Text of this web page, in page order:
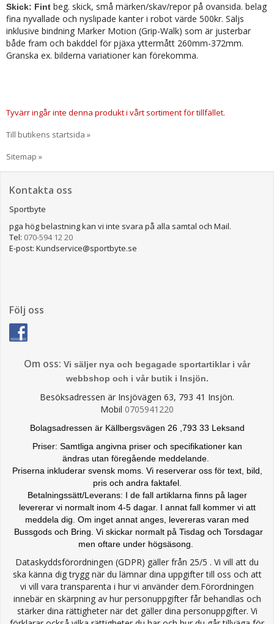
Skick: Fint beg. skick, små märken/skav/repor på ovansida. belag
fina nyvallade och nyslipade kanter i robot värde 500kr. Säljs
inklusive bindning Marker Motion (Grip-Walk) som är justerbar
både fram och bakddel för pjäxa yttermått 260mm-372mm.
Granska ex. bilderna variationer kan förekomma.
Tyvärr ingår inte denna produkt i vårt sortiment för tillfället.
Till butikens startsida »
Sitemap »
Kontakta oss
Sportbyte
pga hög belastning kan vi inte svara på alla samtal och Mail.
Tel: 070-594 12 20
E-post: Kundservice@sportbyte.se
Följ oss
Om oss: Vi säljer nya och begagade sportartiklar i vår
webbshop och i vår butik i Insjön.
Besöksadressen är Insjövägen 63, 793 41 Insjön.
Mobil 0705941220
Bolagsadressen är Källbergsvägen 26 ,793 33 Leksand
Priser: Samtliga angivna priser och specifikationer kan
ändras utan föregående meddelande.
Priserna inkluderar svensk moms. Vi reserverar oss för text, bild,
pris och andra faktafel.
Betalningssätt/Leverans: I de fall artiklarna finns på lager
levererar vi normalt inom 4-5 dagar. I annat fall kommer vi att
meddela dig. Om inget annat anges, levereras varan med
Bussgods och Bring. Vi skickar normalt på Tisdag och Torsdagar
men oftare under högsäsong.
Dataskyddsförordningen (GDPR) gäller från 25/5 . Vi vill att du
ska känna dig trygg när du lämnar dina uppgifter till oss och att
vi vill vara transparenta i hur vi använder dem.Förordningen
innebär en skärpning av hur personuppgifter får behandlas och
stärker dina rättigheter när det gäller dina personuppgifter. Vi